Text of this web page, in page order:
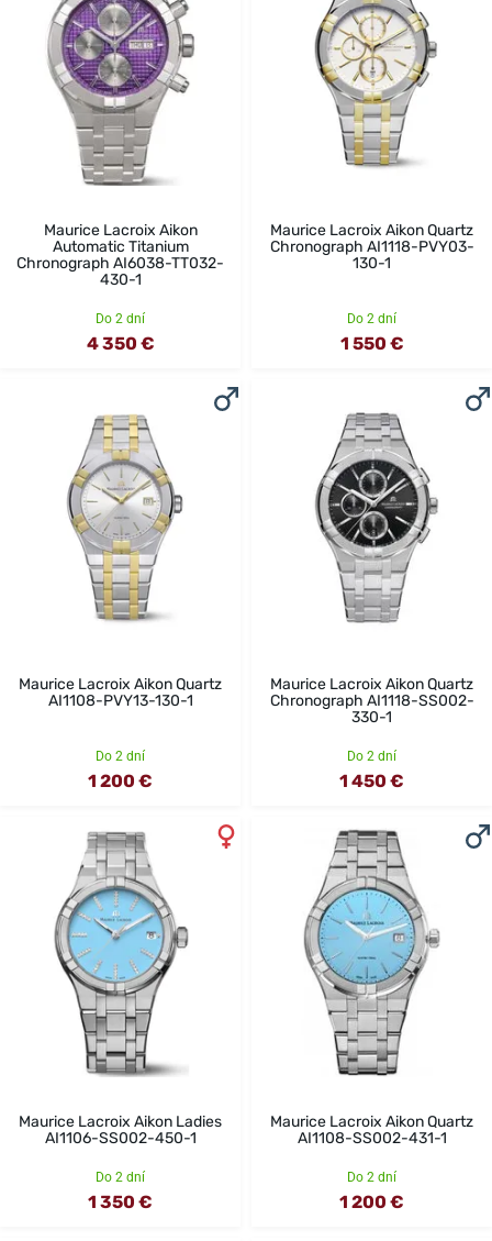
Maurice Lacroix Aikon
Automatic Titanium
Chronograph AI6038-TT032-
430-1
Do 2 dní
4 350 €
Maurice Lacroix Aikon Quartz
Chronograph AI1118-PVY03-
130-1
Do 2 dní
1 550 €
Maurice Lacroix Aikon Quartz
AI1108-PVY13-130-1
Do 2 dní
1 200 €
Maurice Lacroix Aikon Quartz
Chronograph AI1118-SS002-
330-1
Do 2 dní
1 450 €
Maurice Lacroix Aikon Ladies
AI1106-SS002-450-1
Do 2 dní
1 350 €
Maurice Lacroix Aikon Quartz
AI1108-SS002-431-1
Do 2 dní
1 200 €